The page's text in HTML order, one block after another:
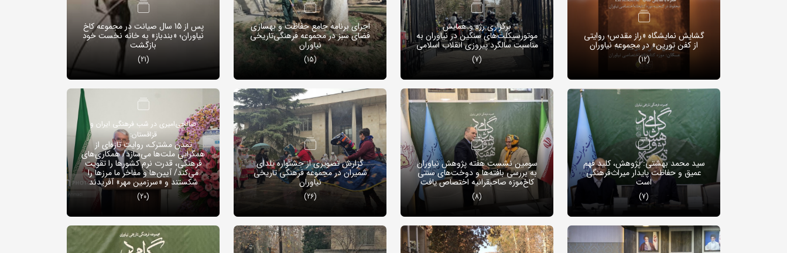
پس از 15 سال صیانت در مجموعه کاخ
نیاوران؛ «بندباز» به خانه نخست خود
بازگشت
(21)
اجرای برنامه جامع حفاظت و بهسازی
فضای سبز در مجموعه فرهنگی‌تاریخی
نیاوران
(15)
برگزاری رژه و همایش
موتورسیکلت‌های سنگین در نیاوران به
مناسبت سالگرد پیروزی انقلاب اسلامی
(7)
گشایش نمایشگاه «راز مقدس؛ روایتی
از کفن تورین» در مجموعه نیاوران
(12)
صالحی‌امیری در شب فرهنگی ایران و
قزاقستان:
تمدن مشترک، روایت تازه‌ای از
همگرایی ملت‌ها می‌سازد/ همکاری‌های
فرهنگی، قدرت نرم کشورها را تقویت
می‌کند/ آیین‌ها و مفاخر ما مرزها را
شکستند و «سرزمین مهر» آفریدند
(20)
گزارش تصویری از جشنواره یلدای
شمیران در مجموعه فرهنگی تاریخی
نیاوران
(26)
سومین نشست هفته پژوهش نیاوران
به بررسی بافته‌ها و دوخت‌های سنتی
کاخ‌موزه صاحبقرانیه اختصاص یافت
(8)
سید محمد بهشتی: پژوهش، کلید فهم
عمیق و حفاظت پایدار میراث‌فرهنگی
است
(7)